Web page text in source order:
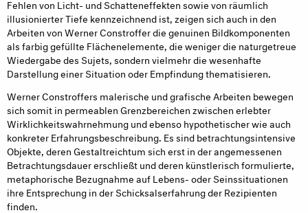
Fehlen von Licht- und Schatteneffekten sowie von räumlich
illusionierter Tiefe kennzeichnend ist, zeigen sich auch in den
Arbeiten von Werner Constroffer die genuinen Bildkomponenten
als farbig gefüllte Flächenelemente, die weniger die naturgetreue
Wiedergabe des Sujets, sondern vielmehr die wesenhafte
Darstellung einer Situation oder Empfindung thematisieren.
Werner Constroffers malerische und grafische Arbeiten bewegen
sich somit in permeablen Grenzbereichen zwischen erlebter
Wirklichkeitswahrnehmung und ebenso hypothetischer wie auch
konkreter Erfahrungsbeschreibung. Es sind betrachtungsintensive
Objekte, deren Gestaltreichtum sich erst in der angemessenen
Betrachtungsdauer erschließt und deren künstlerisch formulierte,
metaphorische Bezugnahme auf Lebens- oder Seinssituationen
ihre Entsprechung in der Schicksalserfahrung der Rezipienten
finden.